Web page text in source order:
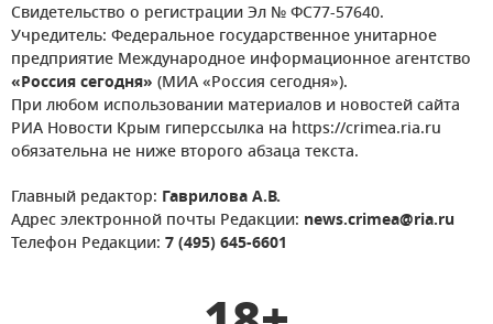
Свидетельство о регистрации Эл № ФС77-57640.
Учредитель: Федеральное государственное унитарное
предприятие Международное информационное агентство
«Россия сегодня» (МИА «Россия сегодня»).
При любом использовании материалов и новостей сайта
РИА Новости Крым гиперссылка на https://crimea.ria.ru
обязательна не ниже второго абзаца текста.
Главный редактор: Гаврилова А.В.
Адрес электронной почты Редакции: news.crimea@ria.ru
Телефон Редакции: 7 (495) 645-6601